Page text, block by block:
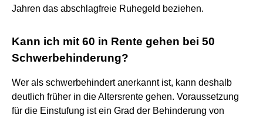
Jahren das abschlagfreie Ruhegeld beziehen.
Kann ich mit 60 in Rente gehen bei 50
Schwerbehinderung?
Wer als schwerbehindert anerkannt ist, kann deshalb
deutlich früher in die Altersrente gehen. Voraussetzung
für die Einstufung ist ein Grad der Behinderung von